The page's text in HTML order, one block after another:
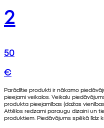
2
50
€
Parādītie produkti ir nākamo
pieejami veikalos. Veikalu
produkta pieejamības (dažas
Attēlos redzami paraugu dizaini un
produktiem. Piedāvājums spēkā līdz